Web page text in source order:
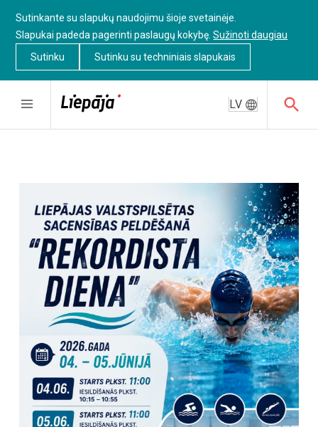
Sutinkante su slapukų naudojimu šioje svetainėje.
Slapukai padeda pagerinti paslaugų kokybę.Sužinoti daugiau
Sutinku
Sutinku su techniniais slapukais
LV